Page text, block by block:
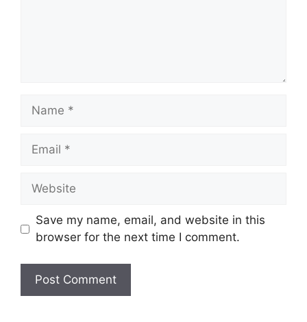
Name
Email
Website
Save my name, email, and website in this
browser for the next time I comment.